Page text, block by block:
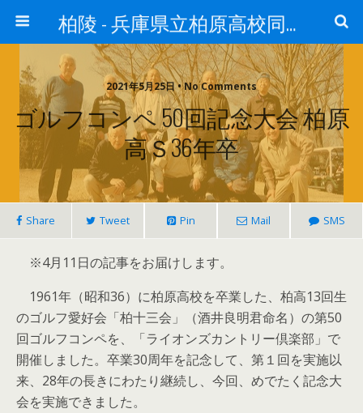
柏陵 - 兵庫県立柏原高校同窓会
2021年5月25日 • No Comments
ゴルフコンペ 50回記念大会 柏原
高Ｓ36年卒
Share Tweet Pin Mail SMS
※4月11日の記事をお届けします。
1961年（昭和36）に柏原高校を卒業した、柏高13回生
のゴルフ愛好会「柏十三会」（酒井良明君命名）の第50
回ゴルフコンペを、「ライオンズカントリー倶楽部」で
開催しました。卒業30周年を記念して、第１回を実施以
来、28年の長きにわたり継続し、今回、めでたく記念大
会を実施できました。